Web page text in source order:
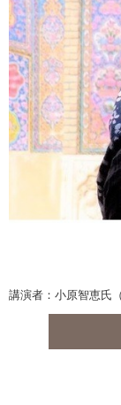
講演者：小原智恵氏